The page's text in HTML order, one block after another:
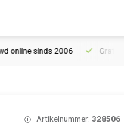
sinds 2006 Gratis
Artikelnummer: 328506